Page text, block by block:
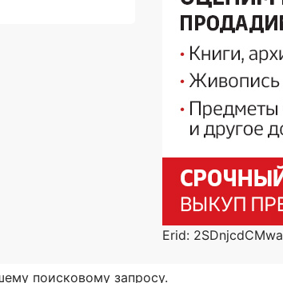
Erid: 2SDnjcdCMwa
поисковому запросу.